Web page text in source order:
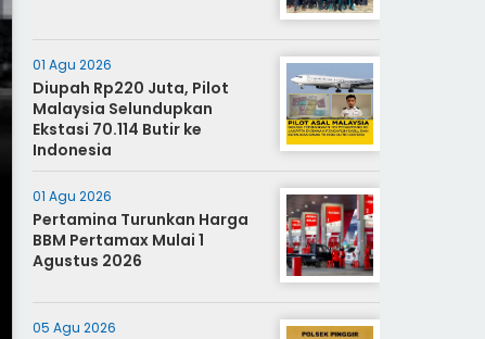
01 Agu 2026
Diupah Rp220 Juta, Pilot
Malaysia Selundupkan
Ekstasi 70.114 Butir ke
Indonesia
01 Agu 2026
Pertamina Turunkan Harga
BBM Pertamax Mulai 1
Agustus 2026
05 Agu 2026